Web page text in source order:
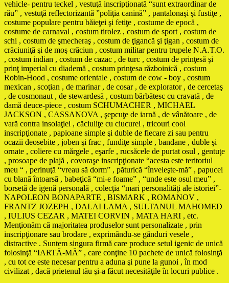
vehicle- pentru teckel , vestuţă inscripţionată “sunt extraordinar de
rău” , vestuţă reflectorizantă ”poliţia canină” , pantalonaşi şi fustiţe ,
costume populare pentru băieţei şi fetiţe , costume de epocă ,
costume de carnaval , costum tirolez , costum de sport , costum de
schi , costum de şmecheraş , costum de ţigancă şi ţigan , costum de
crăciuniţă şi de moş crăciun , costum militar pentru trupele N.A.T.O.
, costum indian , costum de cazac , de turc , costum de prinţesă şi
prinţ imperial cu diademă , costum prinţesa războinică , costum
Robin-Hood , costume orientale , costum de cow - boy , costum
mexican , scoţian , de marinar , de cosar , de explorator , de cercetaş
, de cosmonaut , de stewardesă , costum bărbătesc cu cravată , de
damă deuce-piece , costum SCHUMACHER , MICHAEL
JACKSON , CASSANOVA , şepcuţe de iarnă , de vânătoare , de
vară contra insolaţiei , căciuliţe cu ciucurei , tricouri cool
inscripţionate , papioane simple şi duble de fiecare zi sau pentru
ocazii deosebite , joben şi frac , fundiţe simple , bandane , duble şi
ornate , coliere cu mărgele , eşarfe , rucsăcele de purtat osul , gentuţe
, prosoape de plajă , covoraşe inscripţionate “acesta este teritoriul
meu “ , perinuţă “vreau să dorm” , păturică “înveleşte-mă” , papucei
cu blană întoarsă , babeţică “mi-e foame” , “unde este osul meu” ,
borsetă de igenă personală , colecţia “mari personalităţi ale istoriei”-
NAPOLEON BONAPARTE , BISMARK , ROMANOV ,
FRANTZ JOZEPH , DALAI LAMA , SULTANUL MAHOMED
, IULIUS CEZAR , MATEI CORVIN , MATA HARI , etc.
Menţionăm că majoritatea produselor sunt personalizate , prin
inscripţionare sau brodare , exprimându-se gânduri vesele ,
distractive . Suntem singura firmă care produce setul igenic de unică
folosinţă “IARTĂ-MĂ” , care conţine 10 pachete de unică folosinţă
, cu tot ce este necesar pentru a aduna şi pune la gunoi , în mod
civilizat , dacă prietenul tău şi-a făcut necesităţile în locuri publice .